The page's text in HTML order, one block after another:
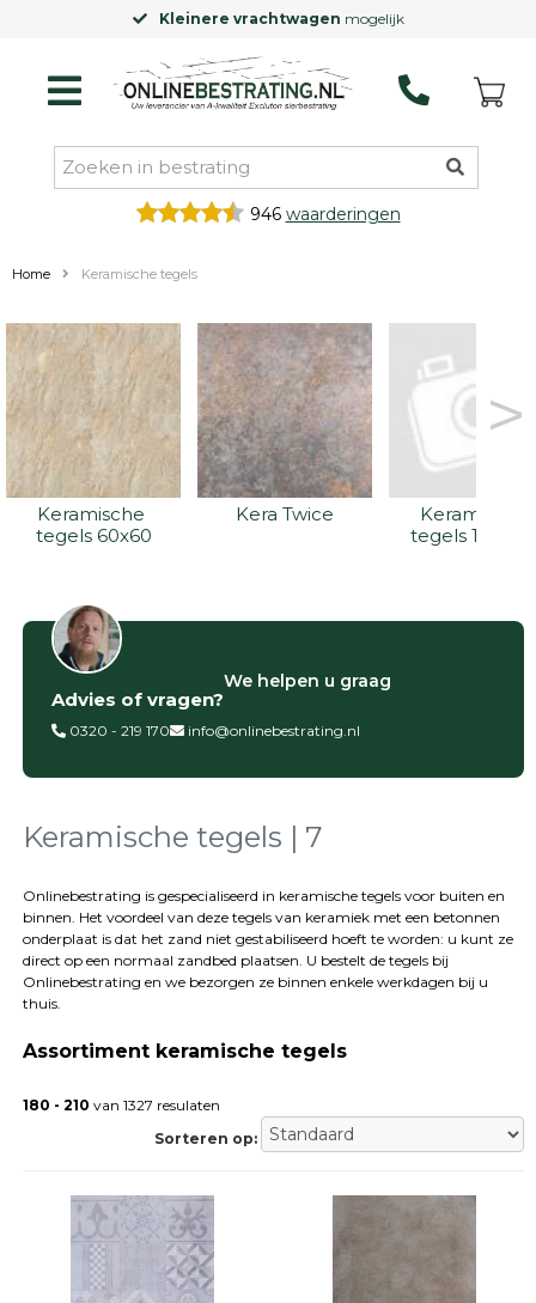
Kleinere vrachtwagen mogelijk
946 waarderingen
Home Keramische tegels
Keramische
tegels 60x60
Kera Twice
Keramische
tegels
>
Filter op
Categorieën
Betontegels
tegels
Natuursteen
Terrastegels
Tuintegels
Stoeptegels
Buitentegels
Balkontegels
Sierbestrating
Gebakken
bestrating
Trommelstenen
Wildverband
Muurelementen
Advies of vragen?
We helpen u graag
0320 - 219 170 info@onlinebestrating.nl
Keramische tegels | 7
Onlinebestrating is gespecialiseerd in keramische tegels voor buiten en
binnen. Het voordeel van deze tegels van keramiek met een betonnen
onderplaat is dat het zand niet gestabiliseerd hoeft te worden: u kunt ze
direct op een normaal zandbed plaatsen. U bestelt de tegels bij
Onlinebestrating en we bezorgen ze binnen enkele werkdagen bij u
thuis.
Assortiment keramische tegels
180 - 210 van 1327 resulaten
Sorteren op: